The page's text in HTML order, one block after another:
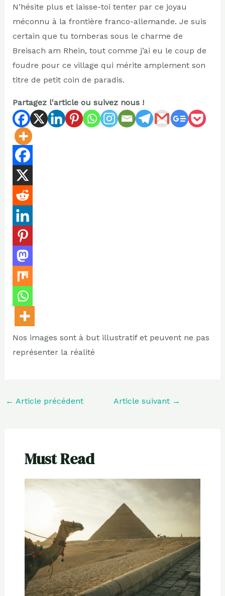
N’hésite plus et laisse-toi tenter par ce joyau
méconnu à la frontière franco-allemande. Je suis
certain que tu tomberas sous le charme de
Breisach am Rhein, tout comme j’ai eu le coup de
foudre pour ce village qui mérite amplement son
titre de petit coin de paradis.
Partagez l'article ou suivez nous !
Nos images sont à but illustratif et peuvent ne pas
représenter la réalité
← Article précédent Article suivant →
Must Read